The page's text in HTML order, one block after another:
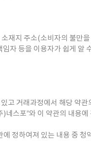
재지 주소(소비자의 불만
자 등을 이용자가 쉽게 알
고 거래과정에서 해당 약
스포”와 이 약관의 내용
정하여져 있는 내용 중